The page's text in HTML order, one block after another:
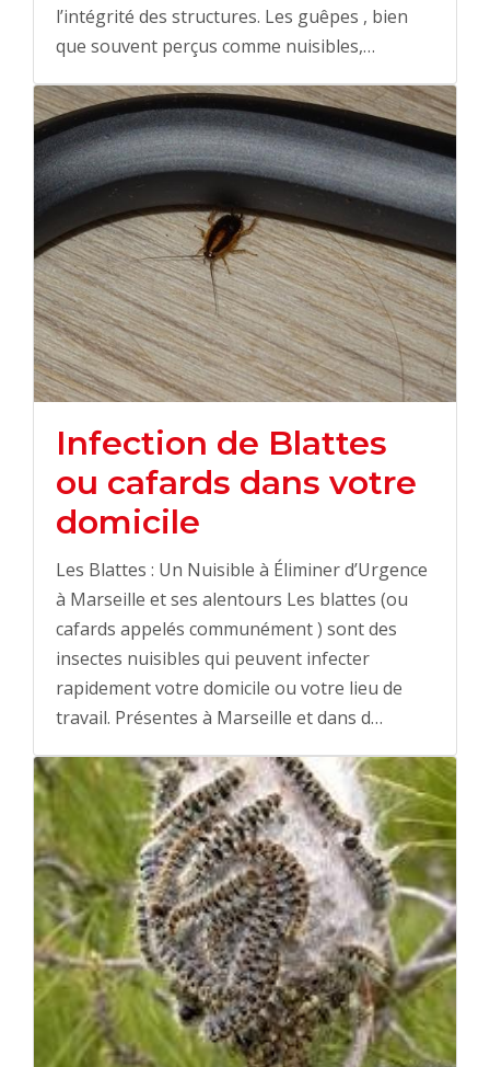
l’intégrité des structures. Les guêpes , bien
que souvent perçus comme nuisibles,…
Infection de Blattes
ou cafards dans votre
domicile
Les Blattes : Un Nuisible à Éliminer d’Urgence
à Marseille et ses alentours Les blattes (ou
cafards appelés communément ) sont des
insectes nuisibles qui peuvent infecter
rapidement votre domicile ou votre lieu de
travail. Présentes à Marseille et dans d…